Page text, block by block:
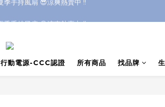
行動電源-CCC認證 所有商品 找品牌